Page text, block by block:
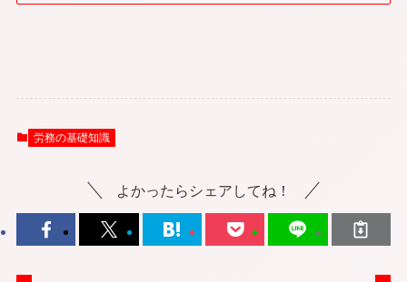
労務の基礎知識
よかったらシェアしてね！